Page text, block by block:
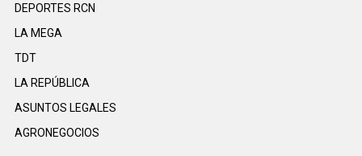
DEPORTES RCN
LA MEGA
TDT
LA REPÚBLICA
ASUNTOS LEGALES
AGRONEGOCIOS